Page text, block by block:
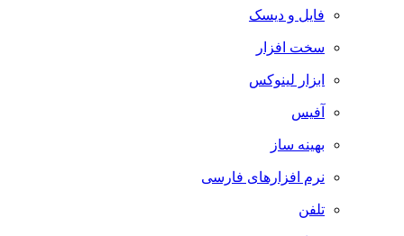
فایل و دیسک
سخت افزار
ابزار لینوکس
آفیس
بهینه ساز
نرم افزارهای فارسی
تلفن